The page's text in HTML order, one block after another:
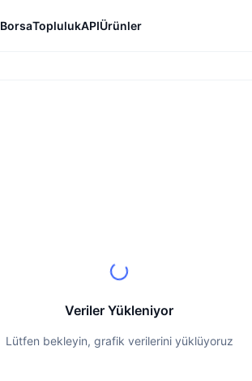
BorsaToplulukAPIÜrünler
Veriler Yükleniyor
Lütfen bekleyin, grafik verilerini yüklüyoruz